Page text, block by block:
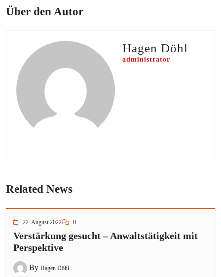
Über den Autor
Hagen Döhl
administrator
Related News
22. August 2022 0
Verstärkung gesucht – Anwaltstätigkeit mit
Perspektive
By Hagen Döhl